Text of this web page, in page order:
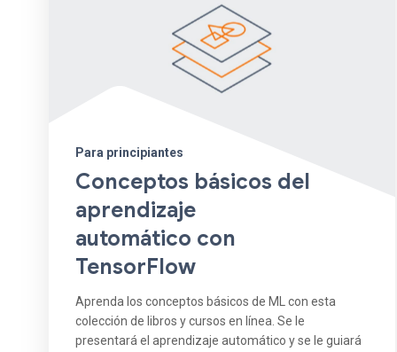
Para principiantes
Conceptos básicos del
aprendizaje
automático con
TensorFlow
Aprenda los conceptos básicos de ML con esta
colección de libros y cursos en línea. Se le
presentará el aprendizaje automático y se le guiará